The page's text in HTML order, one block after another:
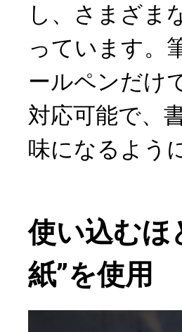
し、さまざま
っています。
ールペンだけ
対応可能で、
味になるよう
使い込むほ
紙”を使用